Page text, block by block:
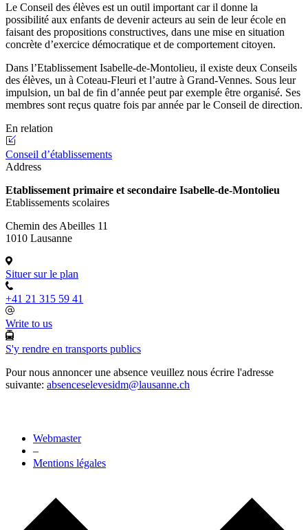
Le Conseil des élèves est un outil important car il donne la
possibilité aux enfants de devenir acteurs au sein de leur école en
faisant des propositions constructives, dans une mise en situation
concrète d’exercice démocratique et de comportement citoyen.
Dans l’Etablissement Isabelle-de-Montolieu, il existe deux Conseils
des élèves, un à Coteau-Fleuri et l’autre à Grand-Vennes. Sous leur
impulsion, un bal de fin d’année peut par exemple être organisé. Ses
membres sont reçus quatre fois par année par le Conseil de direction.
En relation
Conseil d’établissements
Address
Etablissement primaire et secondaire Isabelle-de-Montolieu
Etablissements scolaires
Chemin des Abeilles 11
1010 Lausanne
Situer sur le plan
+41 21 315 59 41
Write to us
S'y rendre en transports publics
Pour nous annoncer une absence veuillez nous écrire l'adresse
suivante: absenceselevesidm@lausanne.ch
Webmaster
–
Mentions légales